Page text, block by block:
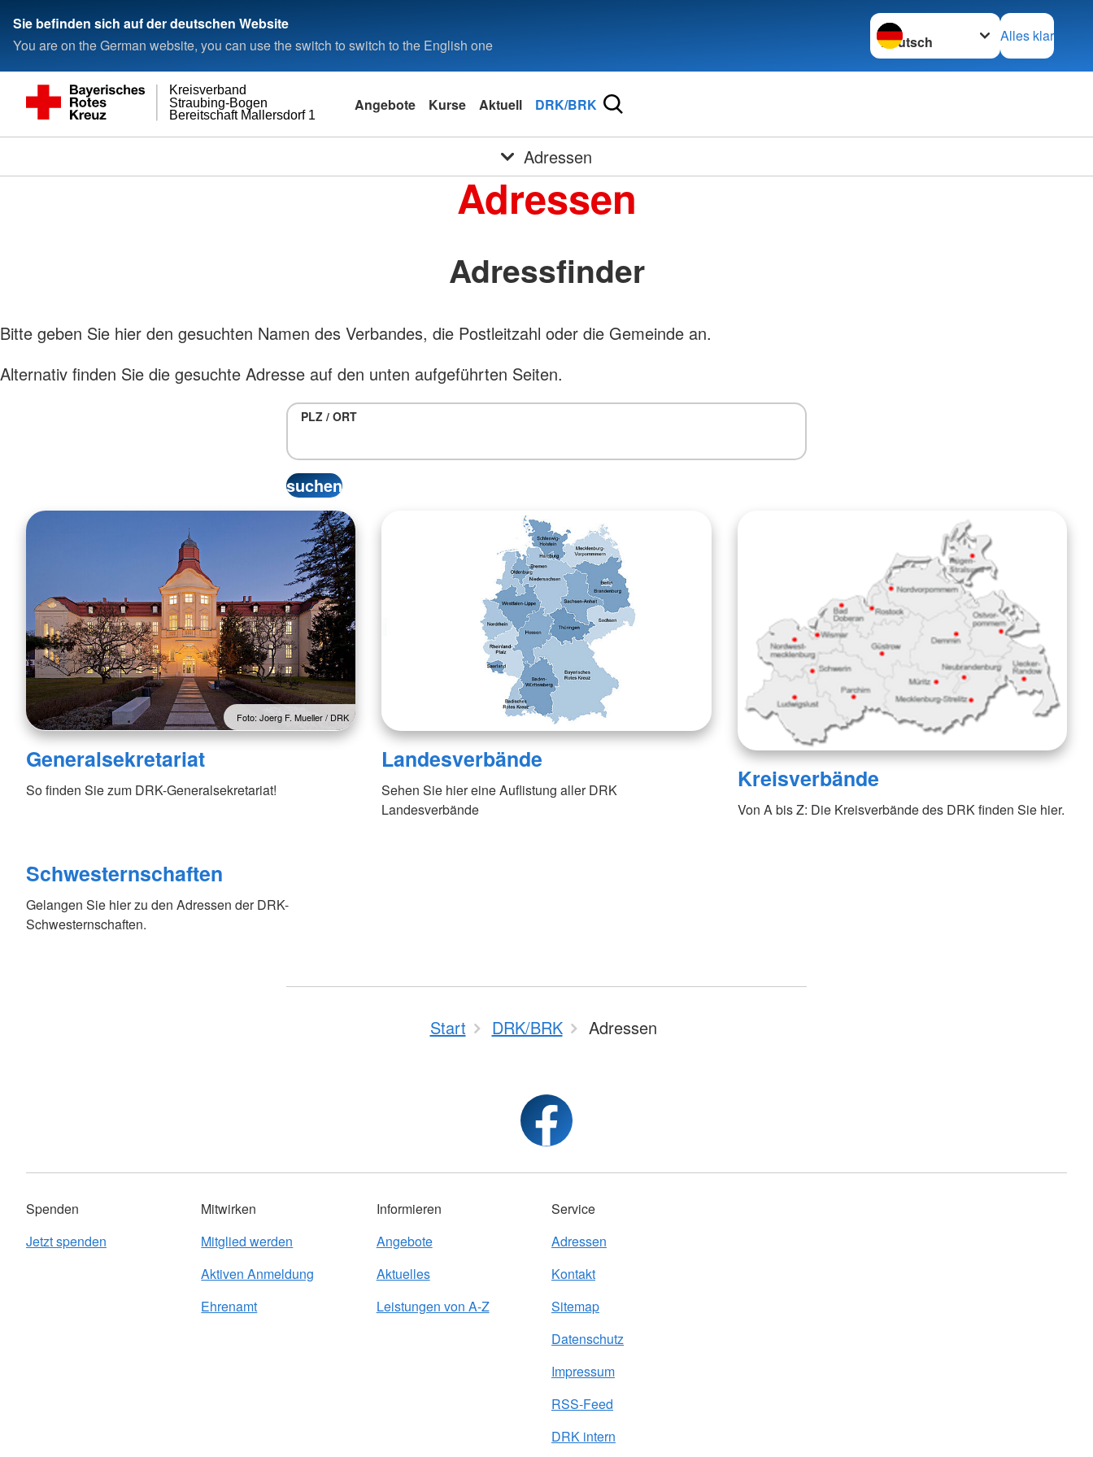
Sie befinden sich auf der deutschen Website
You are on the German website, you can use the switch to switch to the English one
Sprache wechseln zu
Alles klar
Bereitschaft Mallersdorf 1
Straubing-Bogen
Kreisverband
Angebote Kurse Aktuell DRK/BRK
Adressen
Adressen
Adressfinder
Bitte geben Sie hier den gesuchten Namen des Verbandes, die Postleitzahl oder die Gemeinde an.
Alternativ finden Sie die gesuchte Adresse auf den unten aufgeführten Seiten.
PLZ / ORT
Foto: Joerg F. Mueller / DRK
Generalsekretariat
So finden Sie zum DRK-Generalsekretariat!
Landesverbände
Sehen Sie hier eine Auflistung aller DRK
Landesverbände
Kreisverbände
Von A bis Z: Die Kreisverbände des DRK finden Sie hier.
Schwesternschaften
Gelangen Sie hier zu den Adressen der DRK-
Schwesternschaften.
Start DRK/BRK Adressen
Spenden
Jetzt spenden
Mitwirken
Mitglied werden
Aktiven Anmeldung
Ehrenamt
Informieren
Angebote
Aktuelles
Leistungen von A-Z
Service
Adressen
Kontakt
Sitemap
Datenschutz
Impressum
RSS-Feed
DRK intern